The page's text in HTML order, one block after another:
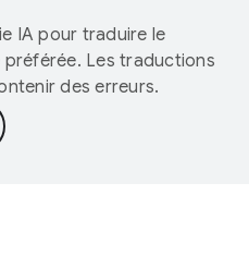
IA pour traduire le
Les traductions
des erreurs.